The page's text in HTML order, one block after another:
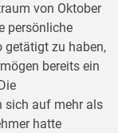
von Oktober
persönliche
getätigt zu haben,
bereits ein
sich auf mehr als
hatte